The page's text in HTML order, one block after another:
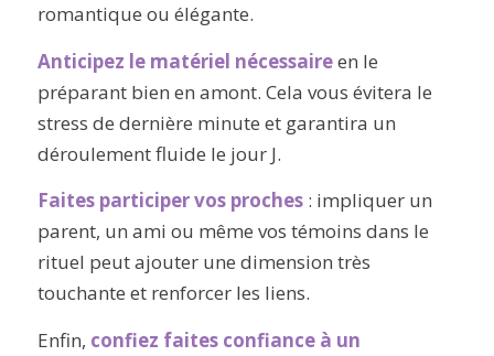
romantique ou élégante.
Anticipez le matériel nécessaireen le
préparant bien en amont. Cela vous évitera le
stress de dernière minute et garantira un
déroulement fluide le jour J.
Faites participer vos proches: impliquer un
parent, un ami ou même vos témoins dans le
rituel peut ajouter une dimension très
touchante et renforcer les liens.
Enfin, confiez faites confiance à un